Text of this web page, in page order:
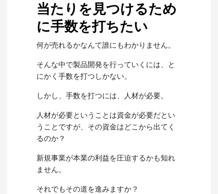
当たりを見つけるため
に手数を打ちたい
何が売れるかなんて誰にもわかりません。
そんな中で製品開発を行っていくには、と
にかく手数を打つしかない。
しかし、手数を打つには、人材が必要。
人材が必要ということは資金が必要だとい
うことですが、その資金はどこから出てく
るのか？
新規事業が本業の利益を圧迫するかも知れ
ません。
それでもその道を進みますか？